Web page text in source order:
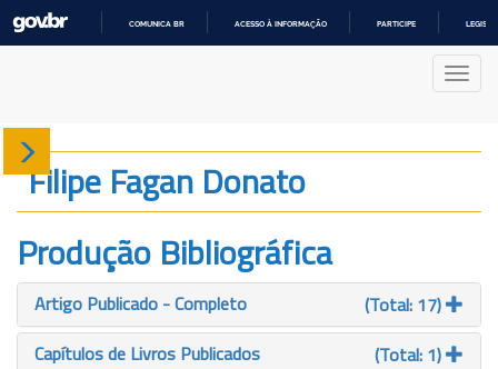
COMUNICA BR ACESSO À INFORMAÇÃO PARTICIPE
Sobre
Produção
Projetos
Gráficos
Filipe Fagan Donato
Produção Bibliográfica
Artigo Publicado - Completo
(Total: 17)
Capítulos de Livros Publicados
(Total: 1)